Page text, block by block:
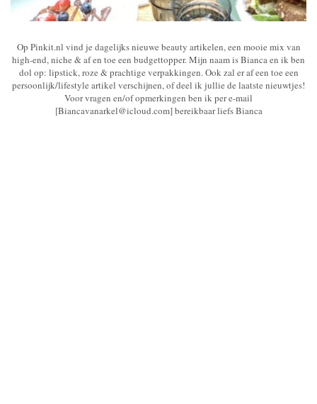
Op Pinkit.nl vind je dagelijks nieuwe beauty artikelen, een mooie mix van
high-end, niche & af en toe een budgettopper. Mijn naam is Bianca en ik ben
dol op: lipstick, roze & prachtige verpakkingen. Ook zal er af een toe een
persoonlijk/lifestyle artikel verschijnen, of deel ik jullie de laatste nieuwtjes!
Voor vragen en/of opmerkingen ben ik per e-mail
[Biancavanarkel@icloud.com] bereikbaar liefs Bianca